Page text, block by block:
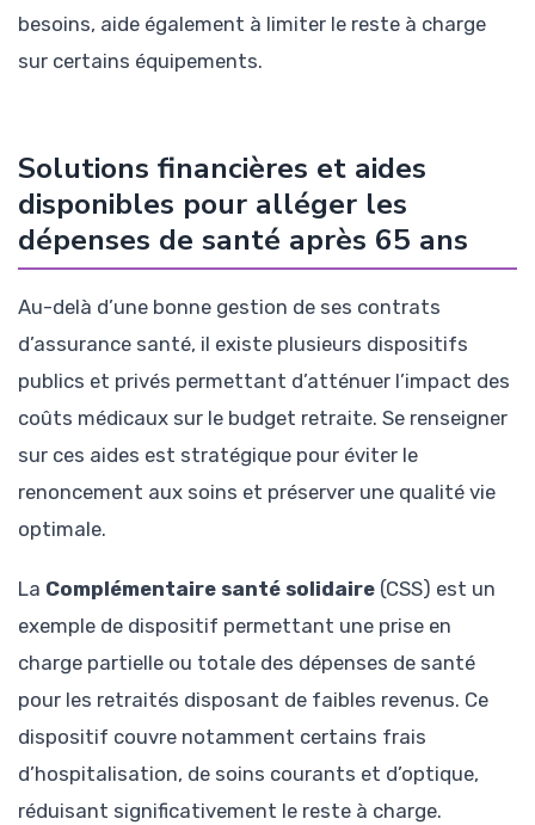
besoins, aide également à limiter le reste à charge
sur certains équipements.
Solutions financières et aides
disponibles pour alléger les
dépenses de santé après 65 ans
Au-delà d’une bonne gestion de ses contrats
d’assurance santé, il existe plusieurs dispositifs
publics et privés permettant d’atténuer l’impact des
coûts médicaux sur le budget retraite. Se renseigner
sur ces aides est stratégique pour éviter le
renoncement aux soins et préserver une qualité vie
optimale.
La Complémentaire santé solidaire (CSS) est un
exemple de dispositif permettant une prise en
charge partielle ou totale des dépenses de santé
pour les retraités disposant de faibles revenus. Ce
dispositif couvre notamment certains frais
d’hospitalisation, de soins courants et d’optique,
réduisant significativement le reste à charge.